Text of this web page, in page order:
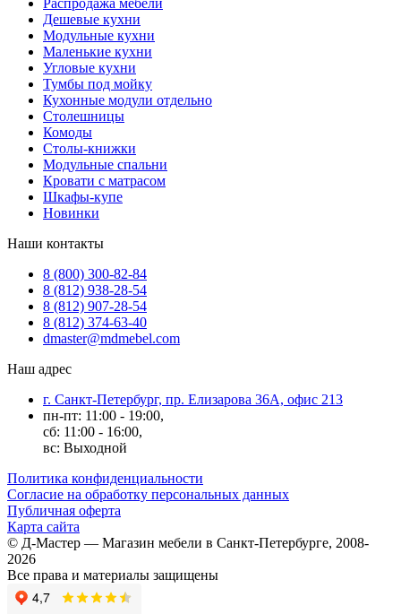
Распродажа мебели
Дешевые кухни
Модульные кухни
Маленькие кухни
Угловые кухни
Тумбы под мойку
Кухонные модули отдельно
Столешницы
Комоды
Столы-книжки
Модульные спальни
Кровати с матрасом
Шкафы-купе
Новинки
Наши контакты
8 (800) 300-82-84
8 (812) 938-28-54
8 (812) 907-28-54
8 (812) 374-63-40
dmaster@mdmebel.com
Наш адрес
г. Санкт-Петербург, пр. Елизарова 36А, офис 213
пн-пт: 11:00 - 19:00,
сб: 11:00 - 16:00,
вс: Выходной
Политика конфиденциальности
Согласие на обработку персональных данных
Публичная оферта
Карта сайта
© Д-Мастер — Магазин мебели в Санкт-Петербурге, 2008-
2026
Все права и материалы защищены